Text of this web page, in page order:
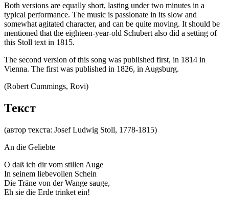
Both versions are equally short, lasting under two minutes in a
typical performance. The music is passionate in its slow and
somewhat agitated character, and can be quite moving. It should be
mentioned that the eighteen-year-old Schubert also did a setting of
this Stoll text in 1815.
The second version of this song was published first, in 1814 in
Vienna. The first was published in 1826, in Augsburg.
(Robert Cummings, Rovi)
Текст
(автор текста: Josef Ludwig Stoll, 1778-1815)
An die Geliebte
O daß ich dir vom stillen Auge
In seinem liebevollen Schein
Die Träne von der Wange sauge,
Eh sie die Erde trinket ein!